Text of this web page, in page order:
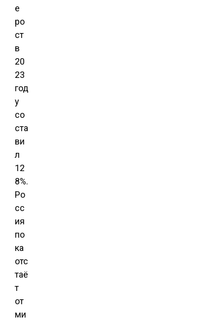
е
ро
ст
в
20
23
год
у
со
ста
ви
л
12
8%.
Ро
сс
ия
по
ка
отс
таё
т
от
ми